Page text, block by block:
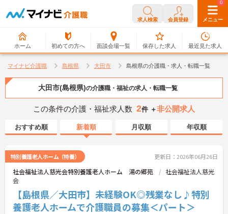
求人検索 会員登録 メニュー
ホーム 初めての方へ 面談会場一覧
0
保存した求人
0
最近見た求人
マイナビ介護職 島根県 大田市 島根県の介護職・求人・転職一覧
大田市(島根県)の介護職・福祉の求人・転職一覧
この条件の介護・福祉求人数 2件 ＋非公開求人
おすすめ順 新着順 月収順 年収順
特別養護老人ホーム（特養） 更新日：2026年06月26日
社会福祉法人慈光会特別養護老人ホーム 湯の郷苑
社会福祉法人慈光
会
【島根県／大田市】未経験OK◎残業なし♪特別
養護老人ホームで介護職員の募集＜パート＞